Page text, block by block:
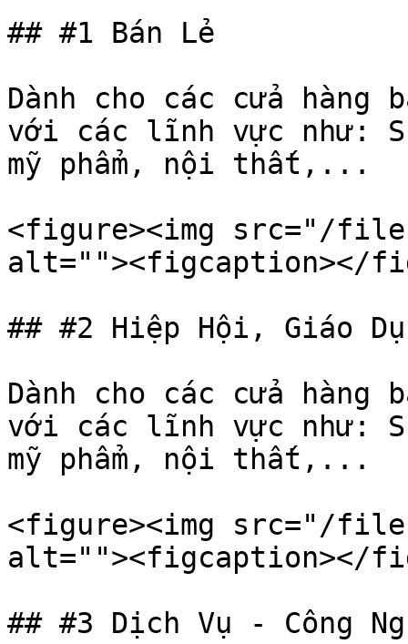
## #1 Bán Lẻ
Dành cho các cửa hàng
với các lĩnh vực như:
mỹ phẩm, nội thất,...
<figure><img src="/files/
alt=""><figcaption></
## #2 Hiệp Hội, Giáo
Dành cho các cửa hàng
với các lĩnh vực như:
mỹ phẩm, nội thất,...
<figure><img src="/files/
alt=""><figcaption></
## #3 Dịch Vụ - Công